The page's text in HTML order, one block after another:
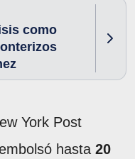
como
York Post
hasta 20